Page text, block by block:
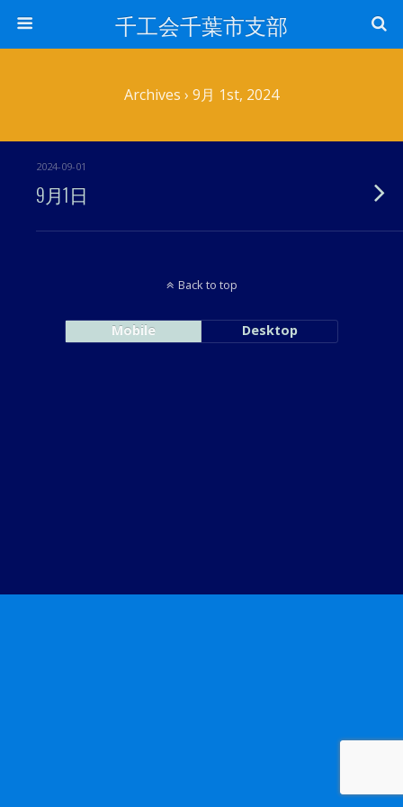
千工会千葉市支部
Archives › 9月 1st, 2024
2024-09-01
9月1日
Back to top
Mobile Desktop